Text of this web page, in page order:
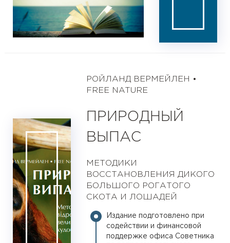
РОЙЛАНД ВЕРМЕЙЛЕН •
FREE NATURE
ПРИРОДНЫЙ
ВЫПАС
МЕТОДИКИ
ВОССТАНОВЛЕНИЯ ДИКОГО
БОЛЬШОГО РОГАТОГО
СКОТА И ЛОШАДЕЙ
Издание подготовлено при
содействии и финансовой
поддержке офиса Советника